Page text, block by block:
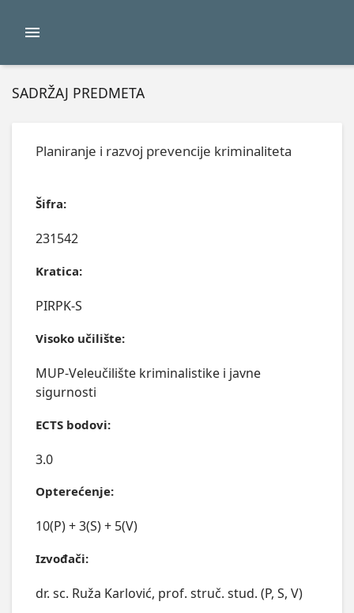
SADRŽAJ PREDMETA
Planiranje i razvoj prevencije kriminaliteta
Šifra:
231542
Kratica:
PIRPK-S
Visoko učilište:
MUP-Veleučilište kriminalistike i javne
sigurnosti
ECTS bodovi:
3.0
Opterećenje:
10(P) + 3(S) + 5(V)
Izvođači:
dr. sc. Ruža Karlović, prof. struč. stud. (P, S, V)